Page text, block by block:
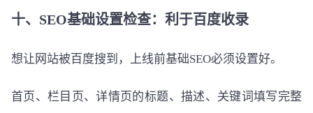
十、SEO基础设置检查：利于百度收录
想让网站被百度搜到，上线前基础SEO必须设置好。
首页、栏目页、详情页的标题、描述、关键词填写完整